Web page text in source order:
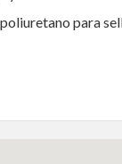
para